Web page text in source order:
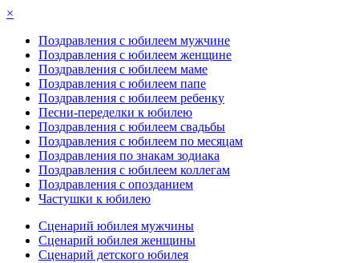
×
Поздравления с юбилеем мужчине
Поздравления с юбилеем женщине
Поздравления с юбилеем маме
Поздравления с юбилеем папе
Поздравления с юбилеем ребенку
Песни-переделки к юбилею
Поздравления с юбилеем свадьбы
Поздравления с юбилеем по месяцам
Поздравления по знакам зодиака
Поздравления с юбилеем коллегам
Поздравления с опозданием
Частушки к юбилею
Сценарий юбилея мужчины
Сценарий юбилея женщины
Сценарий детского юбилея